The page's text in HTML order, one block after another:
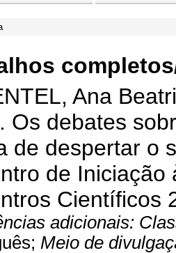
Ana
Os debates
de despertar o
de
Científicos
adicionais:
Meio de